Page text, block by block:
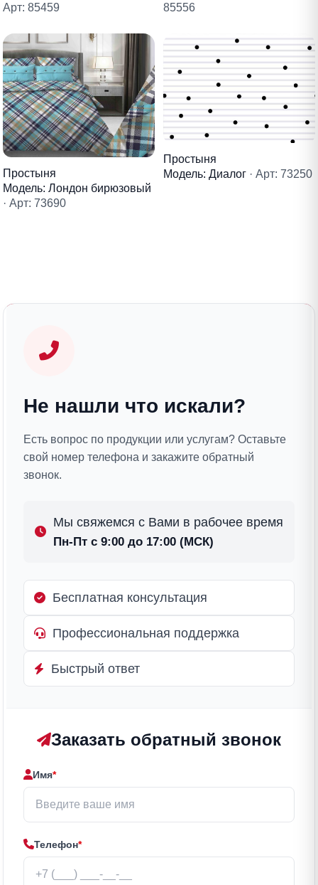
Арт: 85459
85556
Простыня
Модель: Лондон бирюзовый
· Арт: 73690
Простыня
Модель: Диалог · Арт: 73250
Не нашли что искали?
Есть вопрос по продукции или услугам? Оставьте
свой номер телефона и закажите обратный
звонок.
Мы свяжемся с Вами в рабочее время
Пн-Пт с 9:00 до 17:00 (МСК)
Бесплатная консультация
Профессиональная поддержка
Быстрый ответ
Заказать обратный звонок
Имя*
Телефон*